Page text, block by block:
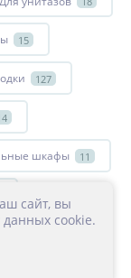
15
127
шкафы 11
сайт, вы
данных cookie.